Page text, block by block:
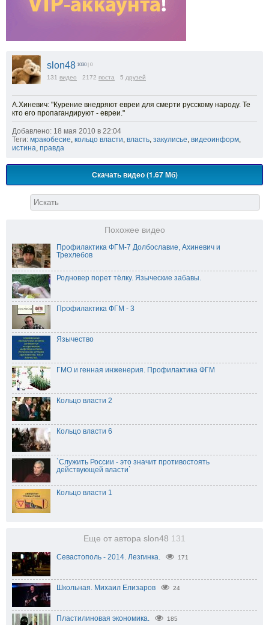
slon48 1030 | 0
131 видео 2172 поста 5 друзей
А.Хиневич: "Курение внедряют евреи для смерти русскому народу. Те
кто его пропагандируют - евреи."
Добавлено: 18 мая 2010 в 22:04
Теги: мракобесие, кольцо власти, власть, закулисье, видеоинформ,
истина, правда
Скачать видео (1.67 Мб)
Похожее видео
Профилактика ФГМ-7 Долбославие, Ахиневич и
Трехлебов
Родновер порет тёлку. Языческие забавы.
Профилактика ФГМ - 3
Язычество
ГМО и генная инженерия. Профилактика ФГМ
Кольцо власти 2
Кольцо власти 6
`Служить России - это значит противостоять
действующей власти`
Кольцо власти 1
Еще от автора slon48 131
Севастополь - 2014. Лезгинка. 171
Школьная. Михаил Елизаров 24
Пластилиновая экономика. 185